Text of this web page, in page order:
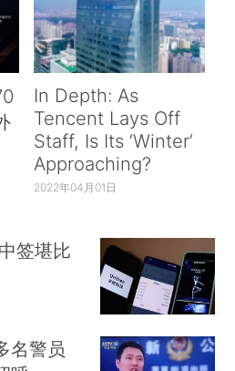
In Depth: As
Tencent Lays Off
Staff, Is Its ‘Winter’
Approaching?
2022年04月01日
签堪比
名警员